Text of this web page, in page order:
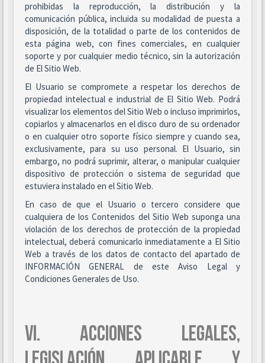
prohibidas la reproducción, la distribución y la
comunicación pública, incluida su modalidad de puesta a
disposición, de la totalidad o parte de los contenidos de
esta página web, con fines comerciales, en cualquier
soporte y por cualquier medio técnico, sin la autorización
de El Sitio Web.
El Usuario se compromete a respetar los derechos de
propiedad intelectual e industrial de El Sitio Web. Podrá
visualizar los elementos del Sitio Web o incluso imprimirlos,
copiarlos y almacenarlos en el disco duro de su ordenador
o en cualquier otro soporte físico siempre y cuando sea,
exclusivamente, para su uso personal. El Usuario, sin
embargo, no podrá suprimir, alterar, o manipular cualquier
dispositivo de protección o sistema de seguridad que
estuviera instalado en el Sitio Web.
En caso de que el Usuario o tercero considere que
cualquiera de los Contenidos del Sitio Web suponga una
violación de los derechos de protección de la propiedad
intelectual, deberá comunicarlo inmediatamente a El Sitio
Web a través de los datos de contacto del apartado de
INFORMACIÓN GENERAL de este Aviso Legal y
Condiciones Generales de Uso.
VI. ACCIONES LEGALES,